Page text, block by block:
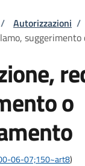
pane
/ Autorizzazioni /
o
06-07;150~art8)